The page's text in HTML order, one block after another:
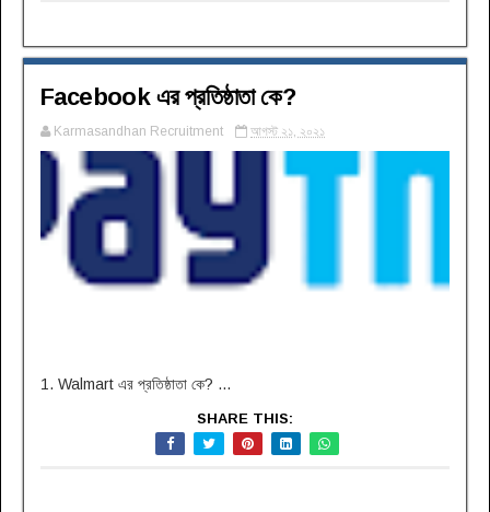
Facebook এর প্রতিষ্ঠাতা কে?
Karmasandhan Recruitment আগস্ট ২১, ২০২১
1. Walmart এর প্রতিষ্ঠাতা কে? ...
SHARE THIS: